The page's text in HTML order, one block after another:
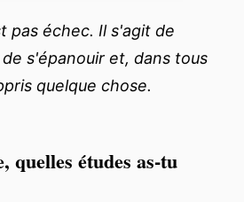
pas échec. Il s'agit de
s'épanouir et, dans tous
quelque chose.
quelles études as-tu